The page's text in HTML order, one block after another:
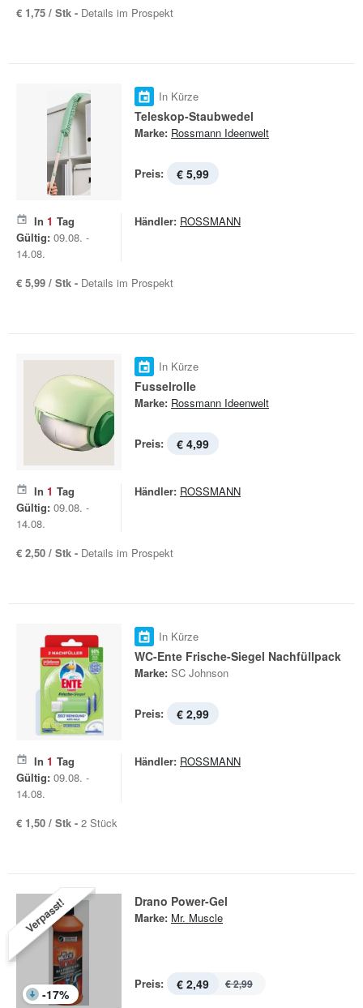
€ 1,75 / Stk - Details im Prospekt
In Kürze
Teleskop-Staubwedel
Marke: Rossmann Ideenwelt
Preis: € 5,99
In 1 Tag
Gültig: 09.08. -
14.08.
Händler: ROSSMANN
€ 5,99 / Stk - Details im Prospekt
In Kürze
Fusselrolle
Marke: Rossmann Ideenwelt
Preis: € 4,99
In 1 Tag
Gültig: 09.08. -
14.08.
Händler: ROSSMANN
€ 2,50 / Stk - Details im Prospekt
In Kürze
WC-Ente Frische-Siegel Nachfüllpack
Marke: SC Johnson
Preis: € 2,99
In 1 Tag
Gültig: 09.08. -
14.08.
Händler: ROSSMANN
€ 1,50 / Stk - 2 Stück
Verpasst!
-17%
Drano Power-Gel
Marke: Mr. Muscle
Preis: € 2,49 € 2,99